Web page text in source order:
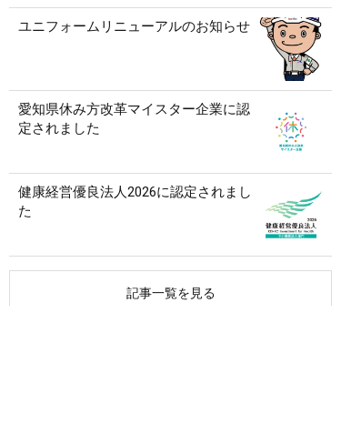
ユニフォームリニューアルのお知らせ
愛知県休み方改革マイスター企業に認
定されました
健康経営優良法人2026に認定されまし
た
記事一覧を見る